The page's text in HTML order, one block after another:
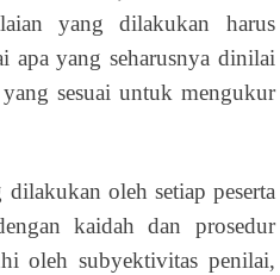
yang dilakukan harus
apa yang seharusnya dinilai
sesuai untuk mengukur
oleh setiap peserta
kaidah dan prosedur
oleh subyektivitas penilai,